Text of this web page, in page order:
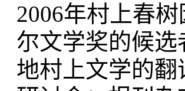
2006年村上春
尔文学奖的候
地村上文学的